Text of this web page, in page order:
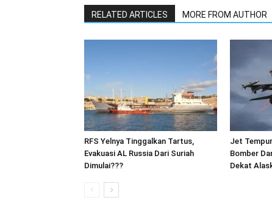
RELATED ARTICLES MORE FROM AUTHOR
RFS Yelnya Tinggalkan Tartus,
Evakuasi AL Russia Dari Suriah
Dimulai???
Jet
Bomber
Dekat